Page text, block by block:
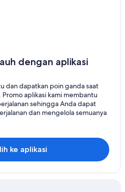
dengan aplikasi
dan dapatkan poin ganda saat
aplikasi kami membantu
sehingga Anda dapat
dan mengelola semuanya
ke aplikasi